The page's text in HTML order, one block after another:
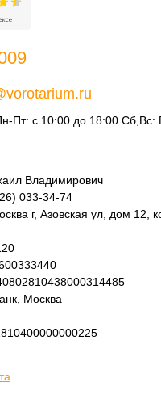
Пт: с 10:00 до 18:00 Сб,Вс:
Владимирович
033-34-74
г, Азовская ул, дом 12,
Москва